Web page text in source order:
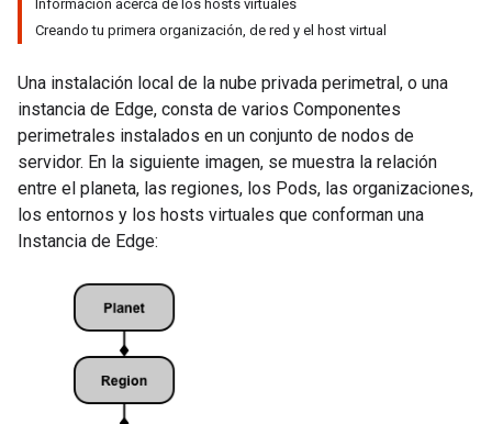
Información acerca de los hosts virtuales
Creando tu primera organización, de red y el host virtual
Una instalación local de la nube privada perimetral, o una
instancia de Edge, consta de varios Componentes
perimetrales instalados en un conjunto de nodos de
servidor. En la siguiente imagen, se muestra la relación
entre el planeta, las regiones, los Pods, las organizaciones,
los entornos y los hosts virtuales que conforman una
Instancia de Edge: